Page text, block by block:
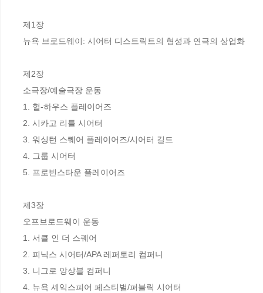
제1장
뉴욕 브로드웨이: 시어터 디스트릭트의 형성과 연극의 상업화
제2장
소극장/예술극장 운동
1. 헐-하우스 플레이어즈
2. 시카고 리틀 시어터
3. 워싱턴 스퀘어 플레이어즈/시어터 길드
4. 그룹 시어터
5. 프로빈스타운 플레이어즈
제3장
오프브로드웨이 운동
1. 서클 인 더 스퀘어
2. 피닉스 시어터/APA 레퍼토리 컴퍼니
3. 니그로 앙상블 컴퍼니
4. 뉴욕 셰익스피어 페스티벌/퍼블릭 시어터